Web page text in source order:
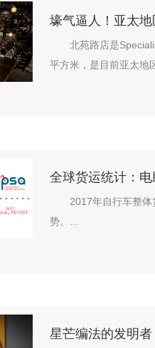
壕气逼人！亚太
北苑路店是
平方米，是目前亚太地
全球货运统计：
2017年自行车整
势。...
星芒编法的发明